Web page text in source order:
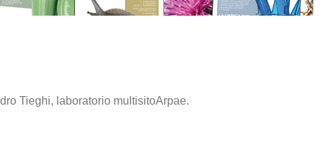
Tieghi, laboratorio multisitoArpae.